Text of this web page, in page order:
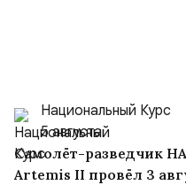
Национальный Курс
5 августа
Самолёт-разведчик
Artemis II провёл 3